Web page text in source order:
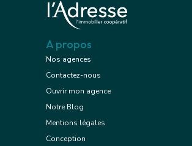
A propos
Nos agences
Contactez-nous
Ouvrir mon agence
Notre Blog
Mentions légales
Conception